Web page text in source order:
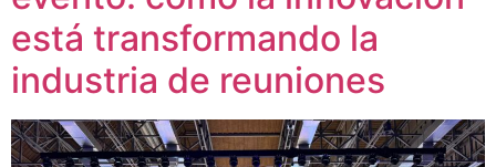
está transformando la
industria de reuniones